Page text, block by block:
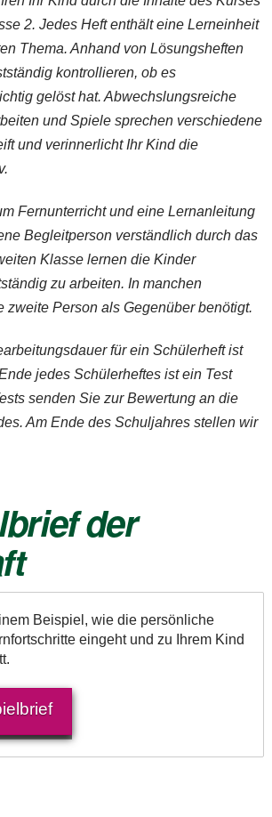
2. Jedes Heft enthält eine Lerneinheit
Thema. Anhand von Lösungsheften
kontrollieren, ob es
gelöst hat. Abwechslungsreiche
und Spiele sprechen verschiedene
und verinnerlicht Ihr Kind die
Fernunterricht und eine Lernanleitung
Begleitperson verständlich durch das
Klasse lernen die Kinder
zu arbeiten. In manchen
zweite Person als Gegenüber benötigt.
für ein Schülerheft ist
jedes Schülerheftes ist ein Test
senden Sie zur Bewertung an die
Am Ende des Schuljahres stellen wir
der
Beispiel, wie die persönliche
eingeht und zu Ihrem Kind